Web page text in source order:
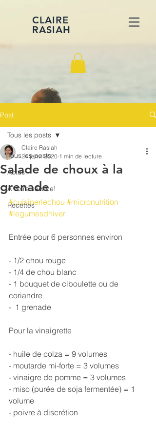
CLAIRE
RASIAH
Post
Tous les posts
Actus
A votre service!
Recettes
Tous les posts
Salade de choux à la
grenade
Claire Rasiah
24 janv. 2020 1 min de lecture
#cuisinerlechou #micronutrition
#legumesdhiver
Entrée pour 6 personnes environ
- 1/2 chou rouge
- 1/4 de chou blanc
- 1 bouquet de ciboulette ou de
coriandre
-  1 grenade
Pour la vinaigrette
- huile de colza = 9 volumes
- moutarde mi-forte = 3 volumes
- vinaigre de pomme = 3 volumes
- miso (purée de soja fermentée) = 1
volume
- poivre à discrétion